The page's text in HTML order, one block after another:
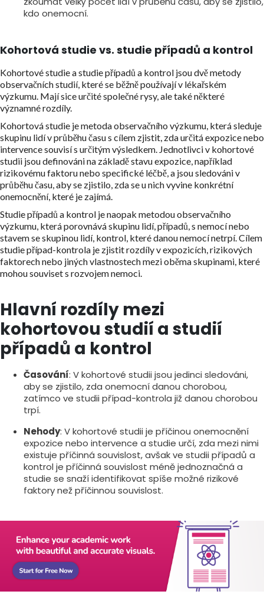
kdo onemocní.
Kohortová studie vs. studie případů a kontrol
Kohortové studie a studie případů a kontrol jsou dvě metody
observačních studií, které se běžně používají v lékařském
výzkumu. Mají sice určité společné rysy, ale také některé
významné rozdíly.
Kohortová studie je metoda observačního výzkumu, která sleduje
skupinu lidí v průběhu času s cílem zjistit, zda určitá expozice nebo
intervence souvisí s určitým výsledkem. Jednotlivci v kohortové
studii jsou definováni na základě stavu expozice, například
rizikovému faktoru nebo specifické léčbě, a jsou sledováni v
průběhu času, aby se zjistilo, zda se u nich vyvine konkrétní
onemocnění, které je zajímá.
Studie případů a kontrol je naopak metodou observačního
výzkumu, která porovnává skupinu lidí, případů, s nemocí nebo
stavem se skupinou lidí, kontrol, které danou nemocí netrpí. Cílem
studie případ-kontrola je zjistit rozdíly v expozicích, rizikových
faktorech nebo jiných vlastnostech mezi oběma skupinami, které
mohou souviset s rozvojem nemoci.
Hlavní rozdíly mezi
kohortovou studií a studií
případů a kontrol
Časování: V kohortové studii jsou jedinci sledováni,
aby se zjistilo, zda onemocní danou chorobou,
zatímco ve studii případ-kontrola již danou chorobou
trpí.
Nehody: V kohortové studii je příčinou onemocnění
expozice nebo intervence a studie určí, zda mezi nimi
existuje příčinná souvislost, avšak ve studii případů a
kontrol je příčinná souvislost méně jednoznačná a
studie se snaží identifikovat spíše možné rizikové
faktory než příčinnou souvislost.